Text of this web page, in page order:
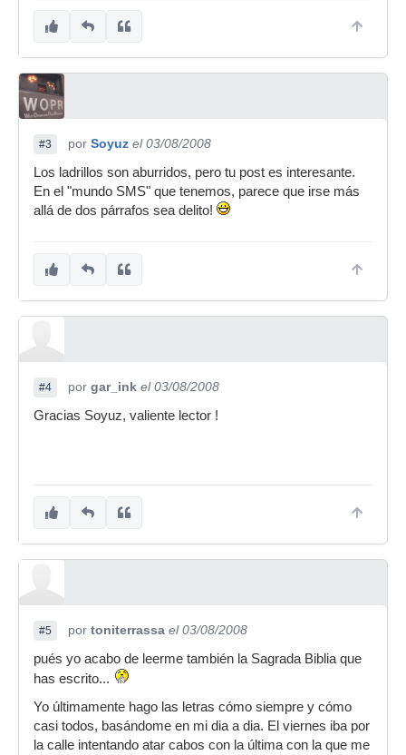
#3 por Soyuz el 03/08/2008
Los ladrillos son aburridos, pero tu post es interesante.
En el "mundo SMS" que tenemos, parece que irse más
allá de dos párrafos sea delito!
#4 por gar_ink el 03/08/2008
Gracias Soyuz, valiente lector !
#5 por toniterrassa el 03/08/2008
pués yo acabo de leerme también la Sagrada Biblia que
has escrito...
Yo últimamente hago las letras cómo siempre y cómo
casi todos, basándome en mi dia a dia. El viernes iba por
la calle intentando atar cabos con la última con la que me